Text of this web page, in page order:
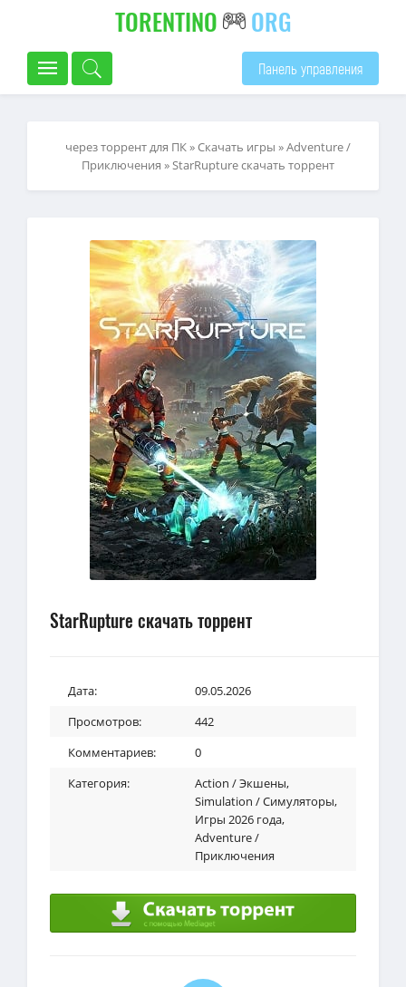
TORENTINO ORG
Панель управления
через торрент для ПК»Скачать игры »Adventure /
Приключения » StarRupture скачать торрент
StarRupture скачать торрент
Дата:
09.05.2026
Просмотров:
442
Комментариев:
0
Категория:
Action / Экшены,
Simulation / Симуляторы,
Игры 2026 года,
Adventure /
Приключения